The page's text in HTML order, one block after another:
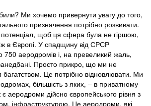
Ми хочемо привернути увагу до того,
призначення потрібно розвивати.
щоб ця сфера була не гіршою,
в Європі. У спадщину від СРСР
750 аеродромів і, на превеликий жаль,
Просто прикро, що ми не
багатством. Це потрібно відновлювати. Ми
більшість з яких, – в приватному
є аеродроми дійсно європейського рівня з
інфраструктурою. Це аеродроми, які